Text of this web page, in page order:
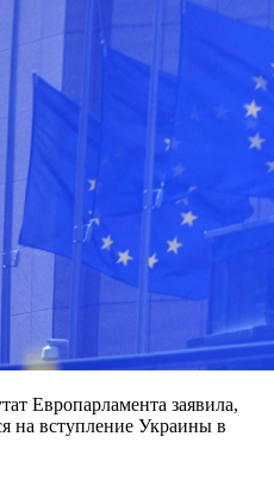
Европарламента заявила,
на вступление Украины в